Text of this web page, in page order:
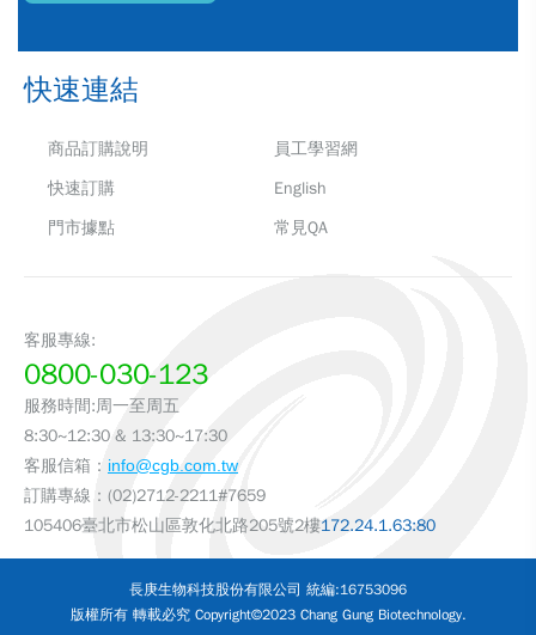
快速連結
商品訂購說明
快速訂購
門市據點
員工學習網
English
常見QA
客服專線:
0800-030-123
服務時間:周一至周五
8:30~12:30 & 13:30~17:30
客服信箱： info@cgb.com.tw
訂購專線：(02)2712-2211#7659
105406臺北市松山區敦化北路205號2樓172.24.1.63:80
長庚生物科技股份有限公司 統編:16753096
版權所有 轉載必究 Copyright©2023 Chang Gung Biotechnology.